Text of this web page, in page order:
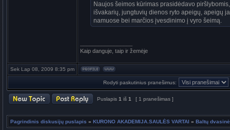
Naujos šeimos kūrimas prasidėdavo
išvakarių, jungtuvių dienos ryto apeigų, apeigų
namuose bei marčios įvesdinimo į vyro šeimą.
Kaip danguje, taip ir žemėje
Sek Lap 08, 2009 8:35 pm
Rodyti paskutinius pranešimus:
Puslapis 1 iš 1 [ 1 pranešimas ]
Pagrindinis diskusijų puslapis » KURONO AKADEMIJA.SAULĖS VARTAI » Baltų